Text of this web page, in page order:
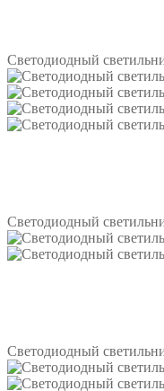
Светодиодный
Светодиодный
Светодиодный